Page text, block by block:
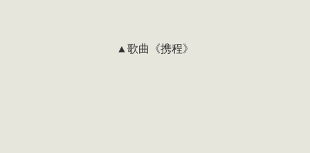
▲歌曲《携程》